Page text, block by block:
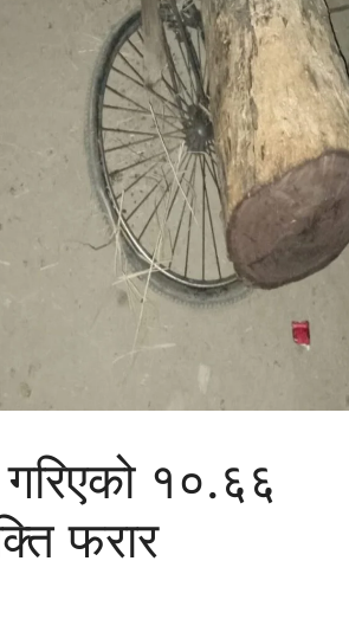
गरिएको १०.६६
फरार